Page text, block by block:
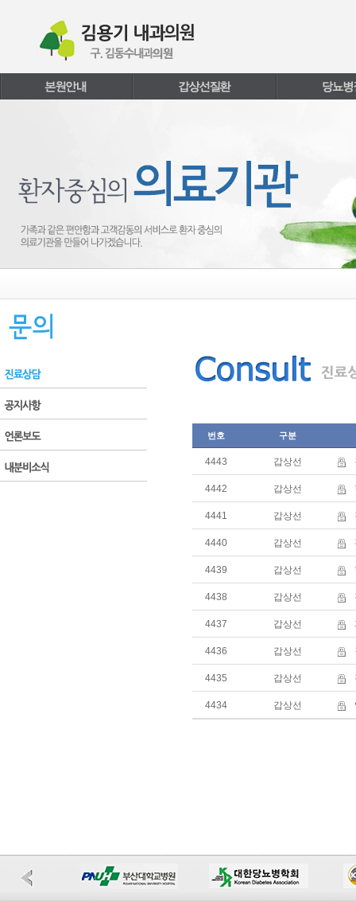
번호 구분
4443 갑상선
4442 갑상선
4441 갑상선
4440 갑상선
4439 갑상선
4438 갑상선
4437 갑상선
4436 갑상선
4435 갑상선
4434 갑상선